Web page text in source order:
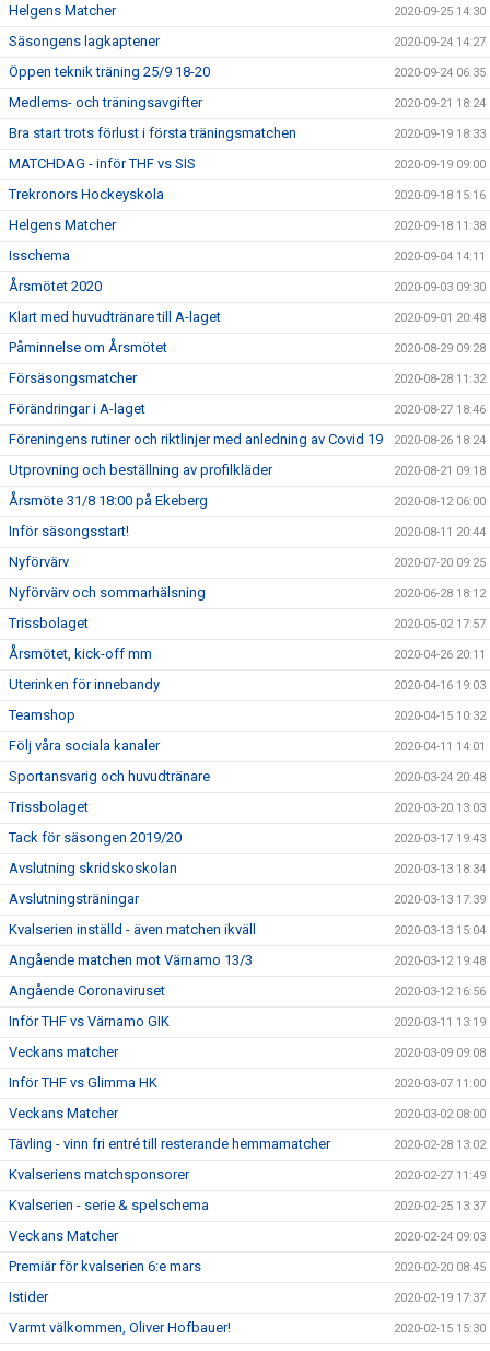
Helgens Matcher 2020-09-25 14:30
Säsongens lagkaptener 2020-09-24 14:27
Öppen teknik träning 25/9 18-20 2020-09-24 06:35
Medlems- och träningsavgifter 2020-09-21 18:24
Bra start trots förlust i första träningsmatchen 2020-09-19 18:33
MATCHDAG - inför THF vs SIS 2020-09-19 09:00
Trekronors Hockeyskola 2020-09-18 15:16
Helgens Matcher 2020-09-18 11:38
Isschema 2020-09-04 14:11
Årsmötet 2020 2020-09-03 09:30
Klart med huvudtränare till A-laget 2020-09-01 20:48
Påminnelse om Årsmötet 2020-08-29 09:28
Försäsongsmatcher 2020-08-28 11:32
Förändringar i A-laget 2020-08-27 18:46
Föreningens rutiner och riktlinjer med anledning av Covid 19 2020-08-26 18:24
Utprovning och beställning av profilkläder 2020-08-21 09:18
Årsmöte 31/8 18:00 på Ekeberg 2020-08-12 06:00
Inför säsongsstart! 2020-08-11 20:44
Nyförvärv 2020-07-20 09:25
Nyförvärv och sommarhälsning 2020-06-28 18:12
Trissbolaget 2020-05-02 17:57
Årsmötet, kick-off mm 2020-04-26 20:11
Uterinken för innebandy 2020-04-16 19:03
Teamshop 2020-04-15 10:32
Följ våra sociala kanaler 2020-04-11 14:01
Sportansvarig och huvudtränare 2020-03-24 20:48
Trissbolaget 2020-03-20 13:03
Tack för säsongen 2019/20 2020-03-17 19:43
Avslutning skridskoskolan 2020-03-13 18:34
Avslutningsträningar 2020-03-13 17:39
Kvalserien inställd - även matchen ikväll 2020-03-13 15:04
Angående matchen mot Värnamo 13/3 2020-03-12 19:48
Angående Coronaviruset 2020-03-12 16:56
Inför THF vs Värnamo GIK 2020-03-11 13:19
Veckans matcher 2020-03-09 09:08
Inför THF vs Glimma HK 2020-03-07 11:00
Veckans Matcher 2020-03-02 08:00
Tävling - vinn fri entré till resterande hemmamatcher 2020-02-28 13:02
Kvalseriens matchsponsorer 2020-02-27 11:49
Kvalserien - serie & spelschema 2020-02-25 13:37
Veckans Matcher 2020-02-24 09:03
Premiär för kvalserien 6:e mars 2020-02-20 08:45
Istider 2020-02-19 17:37
Varmt välkommen, Oliver Hofbauer! 2020-02-15 15:30